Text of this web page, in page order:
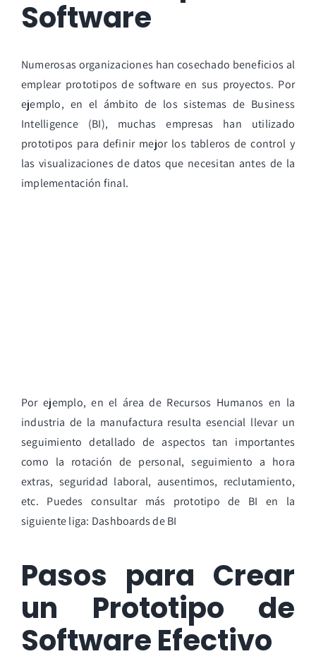
Software
Numerosas organizaciones han cosechado beneficios al
emplear prototipos de software en sus proyectos. Por
ejemplo, en el ámbito de los sistemas de Business
Intelligence (BI), muchas empresas han utilizado
prototipos para definir mejor los tableros de control y
las visualizaciones de datos que necesitan antes de la
implementación final.
Por ejemplo, en el área de Recursos Humanos en la
industria de la manufactura resulta esencial llevar un
seguimiento detallado de aspectos tan importantes
como la rotación de personal, seguimiento a hora
extras, seguridad laboral, ausentimos, reclutamiento,
etc. Puedes consultar más prototipo de BI en la
siguiente liga: Dashboards de BI
Pasos para Crear
un Prototipo de
Software Efectivo